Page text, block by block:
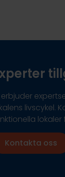
erbjuder
livscykel.
Kontakta oss